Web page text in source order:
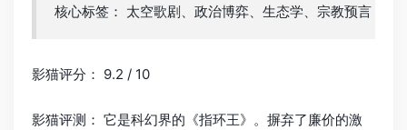
核心标签： 太空歌剧、政治博弈、生态学、宗教预言
影猫评分： 9.2 / 10
影猫评测： 它是科幻界的《指环王》。摒弃了廉价的激